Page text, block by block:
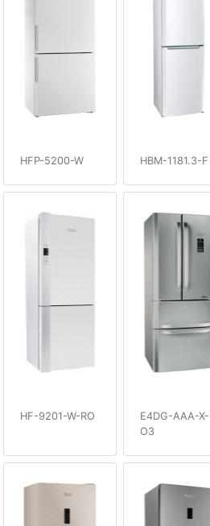
HFP-5200-W HBM-1181.3-F
HF-9201-W-RO
E4DG-AAA-X-
O3